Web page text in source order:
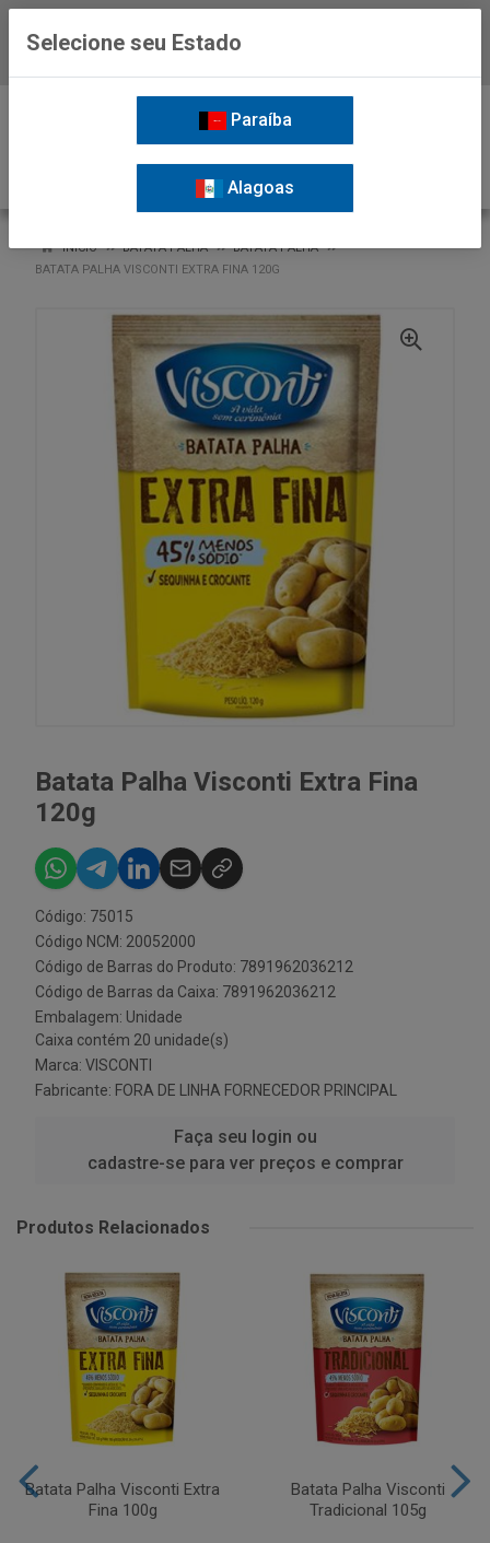
INÍCIO BATATA PALHA
BATATA PALHA
BATATA PALHA VISCONTI EXTRA FINA 120G
Batata Palha Visconti Extra Fina
120g
Código: 75015
Código NCM: 20052000
Código de Barras do Produto: 7891962036212
Código de Barras da Caixa: 7891962036212
Embalagem: Unidade
Caixa contém 20 unidade(s)
Marca: VISCONTI
Fabricante: FORA DE LINHA FORNECEDOR PRINCIPAL
Faça seu login ou
cadastre-se para ver preços e comprar
Produtos Relacionados
Batata Palha Visconti Extra
Fina 100g
Batata Palha Visconti
Tradicional 105g
Selecione seu Estado
Paraíba
Alagoas